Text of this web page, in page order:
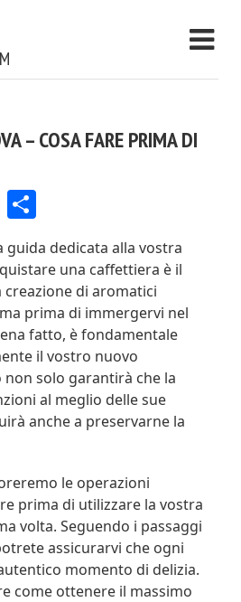
– COSA FARE PRIMA DI
Email
guida dedicata alla vostra
una caffettiera è il
di aromatici
prima di immergervi nel
fatto, è fondamentale
il vostro nuovo
solo garantirà che la
al meglio delle sue
anche a preservarne la
le operazioni
prima di utilizzare la vostra
volta. Seguendo i passaggi
assicurarvi che ogni
momento di delizia.
come ottenere il massimo